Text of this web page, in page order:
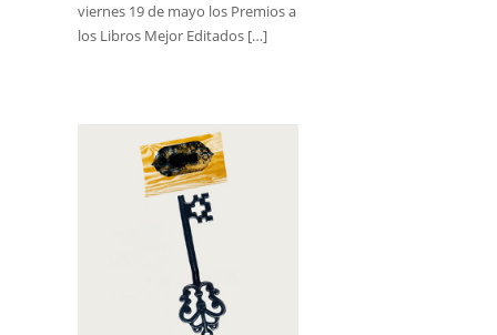
viernes 19 de mayo los Premios a
los Libros Mejor Editados […]